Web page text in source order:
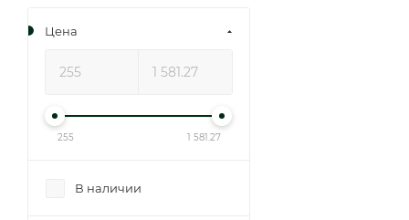
Цена
255 1 581.27
В наличии